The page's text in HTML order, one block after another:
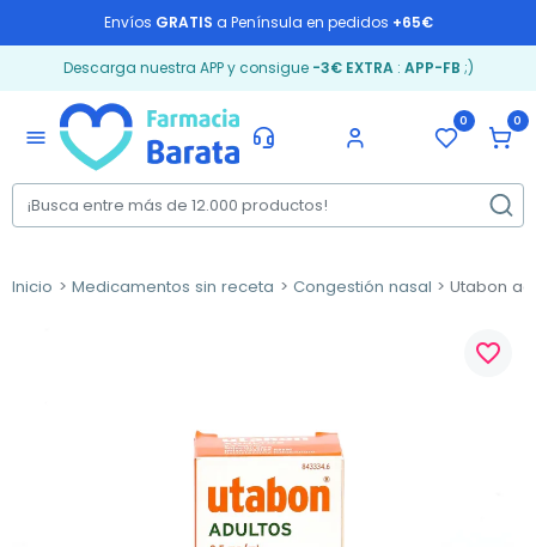
Envíos GRATIS a Península en pedidos +65€
Descarga nuestra APP y consigue -3€ EXTRA: APP-FB ;)
menu
0 0
Inicio Medicamentos sin receta Congestión nasal Utabon
favorite_border